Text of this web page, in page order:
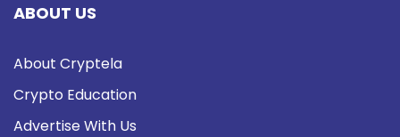
ABOUT US
About Cryptela
Crypto Education
Advertise With Us